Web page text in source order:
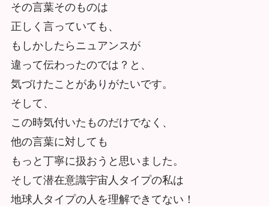
その言葉そのものは
正しく言っていても、
もしかしたらニュアンスが
違って伝わったのでは？と、
気づけたことがありがたいです。
そして、
この時気付いたものだけでなく、
他の言葉に対しても
もっと丁寧に扱おうと思いました。
そして潜在意識宇宙人タイプの私は
地球人タイプの人を理解できてない！